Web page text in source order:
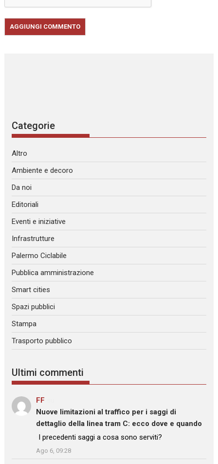
Categorie
Altro
Ambiente e decoro
Da noi
Editoriali
Eventi e iniziative
Infrastrutture
Palermo Ciclabile
Pubblica amministrazione
Smart cities
Spazi pubblici
Stampa
Trasporto pubblico
Ultimi commenti
FF
Nuove limitazioni al traffico per i saggi di
dettaglio della linea tram C: ecco dove e quando
: “I precedenti saggi a cosa sono serviti?
Ago 6, 09:28